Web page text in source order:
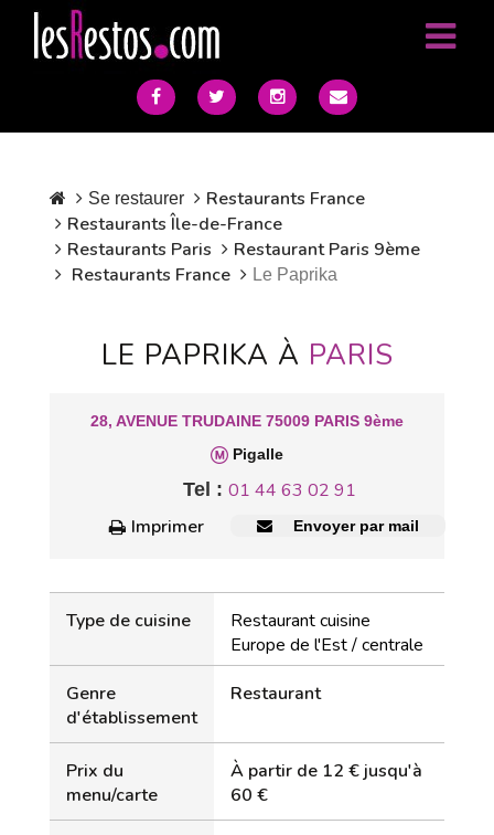
Se restaurer
Restaurants France
Restaurants Île-de-France
Restaurants Paris
Restaurant Paris 9ème
Restaurants France
Le Paprika
LE PAPRIKA À PARIS
28, AVENUE TRUDAINE 75009 PARIS 9ème
Pigalle
Tel : 01 44 63 02 91
Imprimer
Envoyer par mail
Type de cuisine
Restaurant cuisine
Europe de l'Est / centrale
Genre
d'établissement
Restaurant
Prix du
menu/carte
À partir de 12 € jusqu'à
60 €